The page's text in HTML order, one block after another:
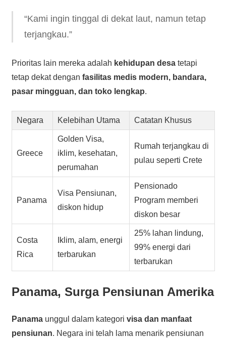
“Kami ingin tinggal di dekat laut, namun tetap
terjangkau.”
Prioritas lain mereka adalah kehidupan desatetapi
tetap dekat dengan fasilitas medis modern, bandara,
pasar mingguan, dan toko lengkap.
Negara Kelebihan Utama Catatan Khusus
Greece
Golden Visa,
iklim, kesehatan,
perumahan
Rumah terjangkau di
pulau seperti Crete
Panama
Visa Pensiunan,
diskon hidup
Pensionado
Program memberi
diskon besar
Costa
Rica
Iklim, alam, energi
terbarukan
25% lahan lindung,
99% energi dari
terbarukan
Panama, Surga Pensiunan Amerika
Panamaunggul dalam kategori visa dan manfaat
pensiunan. Negara ini telah lama menarik pensiunan